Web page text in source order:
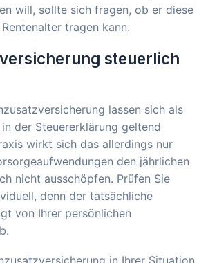
will, sollte sich fragen, ob er diese
tragen kann.
steuerlich
lassen sich als
der Steuererklärung geltend
wirkt sich das allerdings nur
den jährlichen
nicht ausschöpfen. Prüfen Sie
denn der tatsächliche
von Ihrer persönlichen
in Ihrer Situation